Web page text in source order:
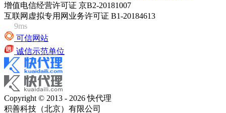
增值电信经营许可证 京B2-20181007
互联网虚拟专用网业务许可证 B1-20184613
9ms
可信网站
诚信示范单位
Copyright © 2013 - 2026 快代理
积善科技（北京）有限公司